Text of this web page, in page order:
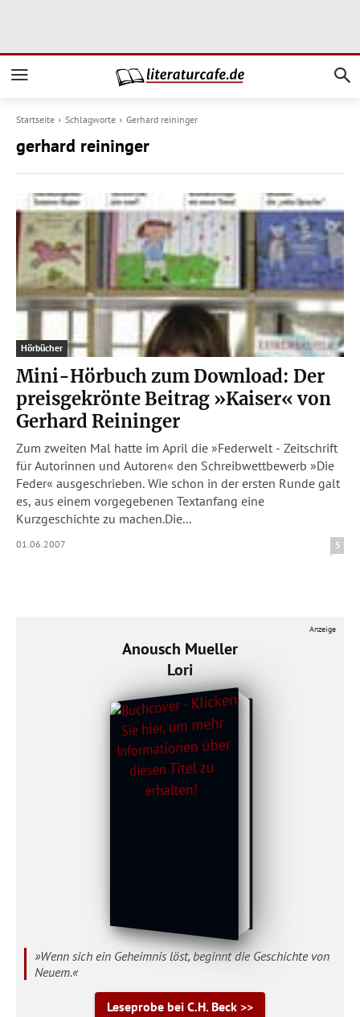
Startseite Schlagworte Gerhard reininger
gerhard reininger
Hörbücher
Mini-Hörbuch zum Download: Der
preisgekrönte Beitrag »Kaiser« von
Gerhard Reininger
Zum zweiten Mal hatte im April die »Federwelt - Zeitschrift
für Autorinnen und Autoren« den Schreibwettbewerb »Die
Feder« ausgeschrieben. Wie schon in der ersten Runde galt
es, aus einem vorgegebenen Textanfang eine
Kurzgeschichte zu machen.Die...
01.06.2007 5
Anzeige
Anousch Mueller
Lori
»Wenn sich ein Geheimnis löst, beginnt die Geschichte von
Neuem.«
Leseprobe bei C.H. Beck >>